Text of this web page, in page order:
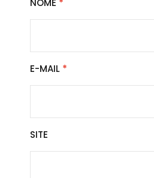
NOME *
E-MAIL *
SITE